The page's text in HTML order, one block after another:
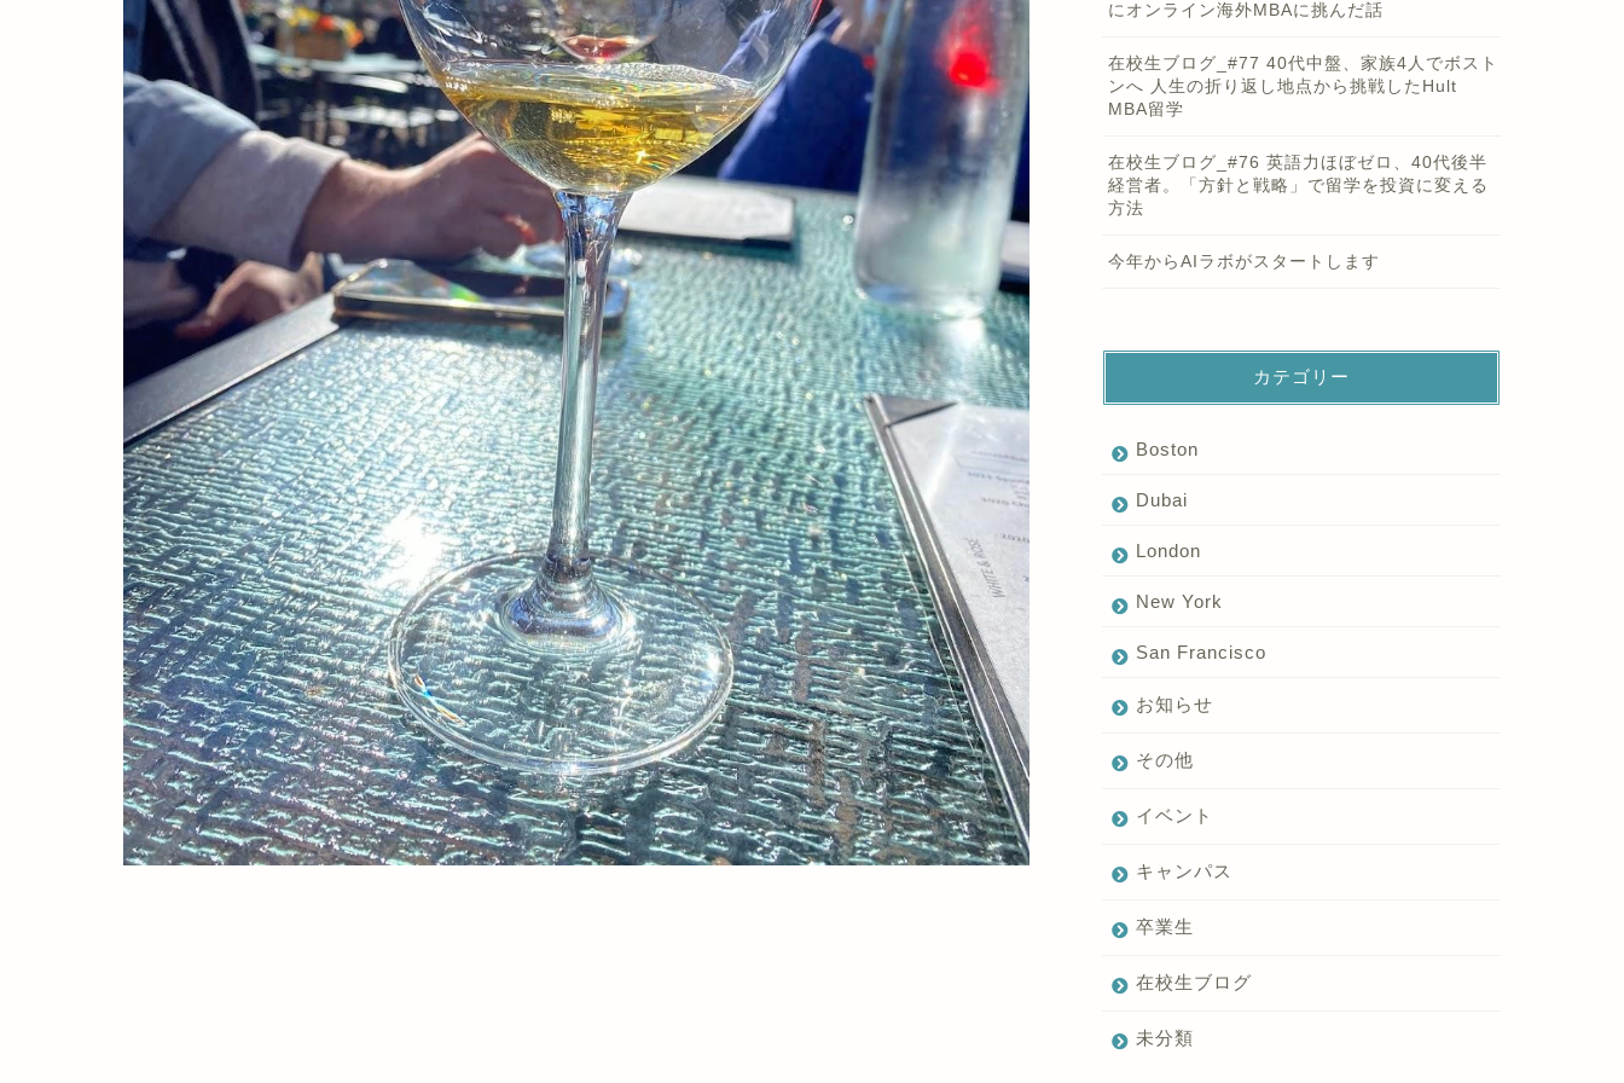
にオンライン海外MBAに挑んだ話
在校生ブログ_#77 40代中盤、家族4人でボスト
ンへ 人生の折り返し地点から挑戦したHult
MBA留学
在校生ブログ_#76 英語力ほぼゼロ、40代後半
経営者。「方針と戦略」で留学を投資に変える
方法
今年からAIラボがスタートします
カテゴリー
Boston
Dubai
London
New York
San Francisco
お知らせ
その他
イベント
キャンパス
卒業生
在校生ブログ
未分類